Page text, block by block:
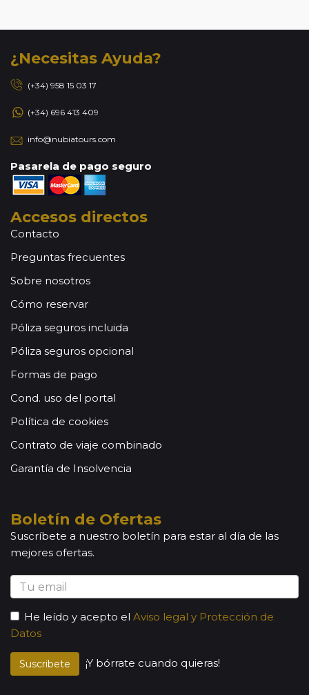
¿Necesitas Ayuda?
(+34) 958 15 03 17
(+34) 696 413 409
info@nubiatours.com
Pasarela de pago seguro
Accesos directos
Contacto
Preguntas frecuentes
Sobre nosotros
Cómo reservar
Póliza seguros incluida
Póliza seguros opcional
Formas de pago
Cond. uso del portal
Política de cookies
Contrato de viaje combinado
Garantía de Insolvencia
Boletín de Ofertas
Suscríbete a nuestro boletín para estar al día de las
mejores ofertas.
He leído y acepto el Aviso legal y Protección de
Datos
Suscribete ¡Y bórrate cuando quieras!